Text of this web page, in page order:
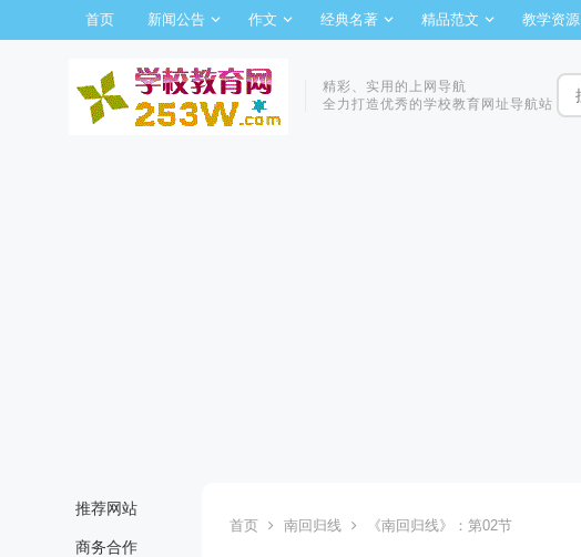
首页 新闻公告 作文 经典名著 精品范文 教学资源
精彩、实用的上网导航
全力打造优秀的学校教育网址导航站
推荐网站
商务合作
首页 南回归线 《南回归线》：第02节